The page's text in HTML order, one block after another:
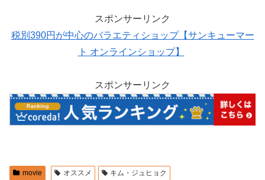
スポンサーリンク
税別390円が中心のバラエティショップ【サンキューマー
ト オンラインショップ】
スポンサーリンク
movie オススメ
キム・ジュヒョク